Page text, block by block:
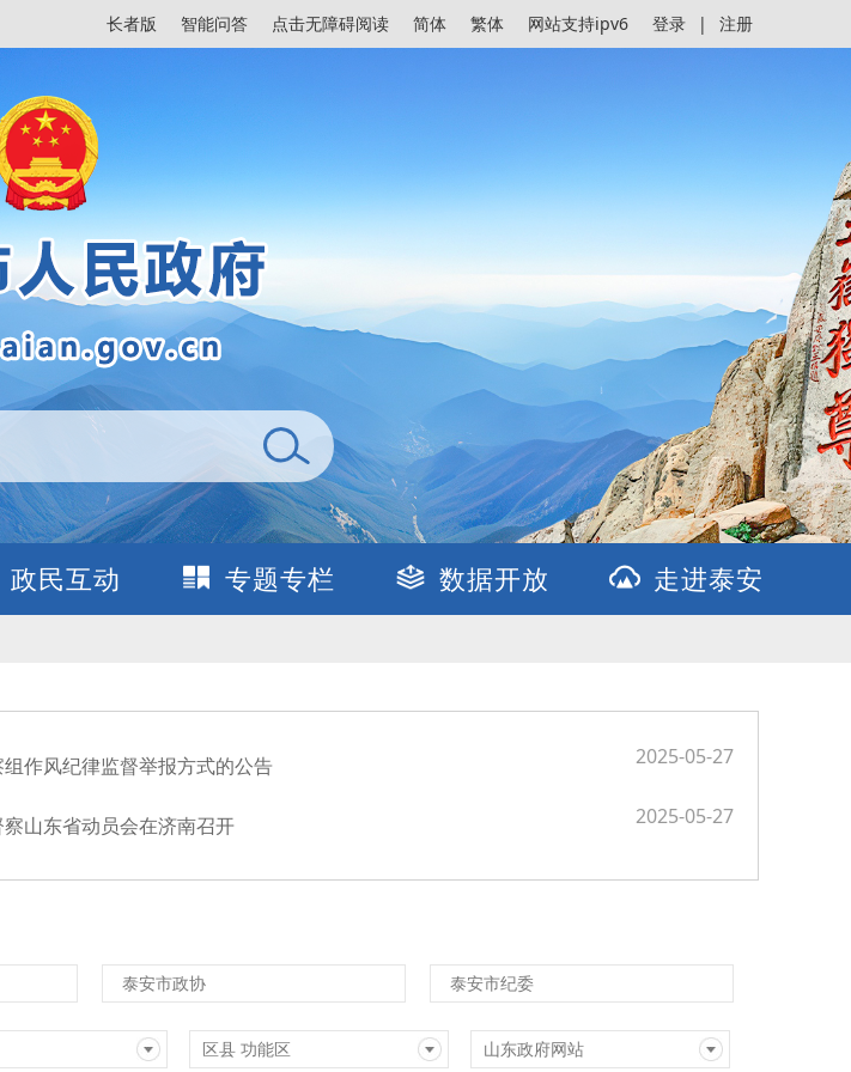
登录 | 注册
长者版 智能问答 点击无障碍阅读 简体 繁体 网站支持ipv6
政民互动 专题专栏 数据开放 走进泰安
作风纪律监督举报方式的公告 2025-05-27
山东省动员会在济南召开 2025-05-27
泰安市政协 泰安市纪委
区县 功能区 山东政府网站